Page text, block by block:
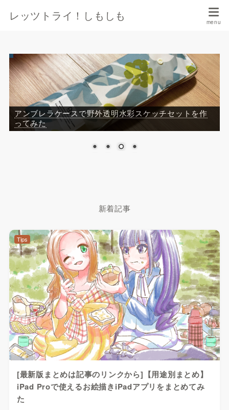
レッツトライ！しもしも
「XP-PEN Artist Pro 16（Gen 2）」のペン「XPPen
X3 Pro」が反応しなくなったときの対処法
新着記事
[最新版まとめは記事のリンクから]【用途別まとめ】
iPad Proで使えるお絵描きiPadアプリをまとめてみ
た
Tips